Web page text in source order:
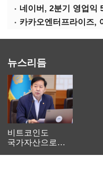
카카오엔터프라이즈,
뉴스리듬
비트코인도
국가자산으로…'